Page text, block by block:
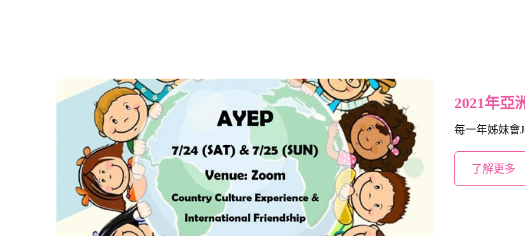
2021年亞
每一年姊妹會
了解更多